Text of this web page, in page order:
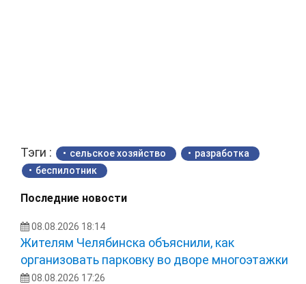
Тэги : сельское хозяйство
разработка
беспилотник
Последние новости
08.08.2026 18:14
Жителям Челябинска объяснили, как
организовать парковку во дворе многоэтажки
08.08.2026 17:26